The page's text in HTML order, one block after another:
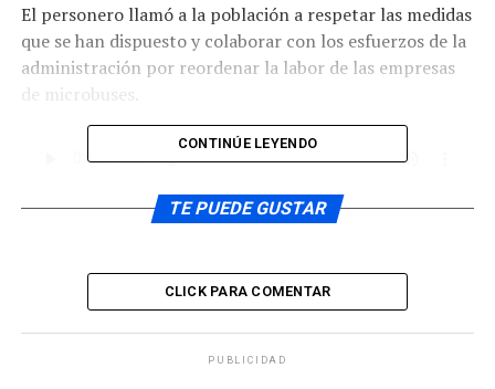
El personero llamó a la población a respetar las medidas
que se han dispuesto y colaborar con los esfuerzos de la
administración por reordenar la labor de las empresas
de microbuses.
Hasta ahora y con motivo del cierre del recinto, los
disposiciones vigentes.
CONTINÚE LEYENDO
TE PUEDE GUSTAR
CLICK PARA COMENTAR
PUBLICIDAD